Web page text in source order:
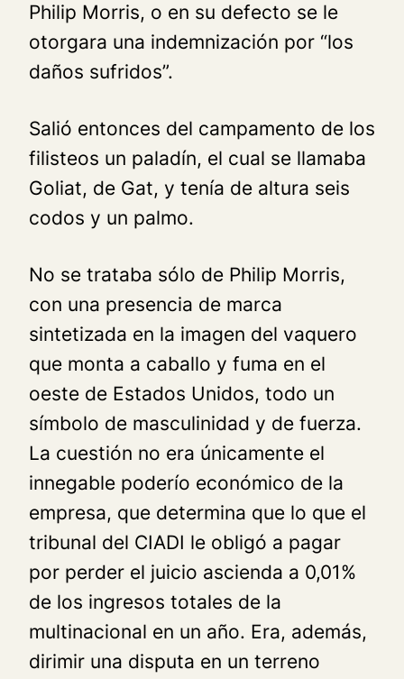
Philip Morris, o en su defecto se le
otorgara una indemnización por “los
daños sufridos”.
Salió entonces del campamento de los
filisteos un paladín, el cual se llamaba
Goliat, de Gat, y tenía de altura seis
codos y un palmo.
No se trataba sólo de Philip Morris,
con una presencia de marca
sintetizada en la imagen del vaquero
que monta a caballo y fuma en el
oeste de Estados Unidos, todo un
símbolo de masculinidad y de fuerza.
La cuestión no era únicamente el
innegable poderío económico de la
empresa, que determina que lo que el
tribunal del CIADI le obligó a pagar
por perder el juicio ascienda a 0,01%
de los ingresos totales de la
multinacional en un año. Era, además,
dirimir una disputa en un terreno